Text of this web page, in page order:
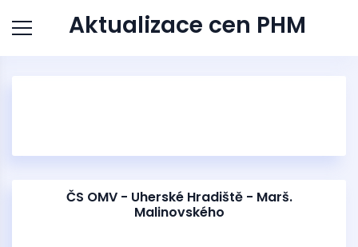
Aktualizace cen PHM
ČS OMV - Uherské Hradiště - Marš.
Malinovského